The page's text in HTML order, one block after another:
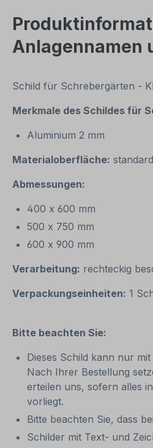
Anlagennamen
Schild für Schrebergärten -
Merkmale des Schildes für
Aluminium 2 mm
Materialoberfläche:
Abmessungen:
400 x 600 mm
500 x 750 mm
600 x 900 mm
Verarbeitung: rechteckig
Verpackungseinheiten: 1
Bitte beachten Sie:
Dieses Schild kann nur
Nach Ihrer Bestellung
erteilen uns, sofern alles
vorliegt.
Bitte beachten Sie, dass
Schilder mit Text- und